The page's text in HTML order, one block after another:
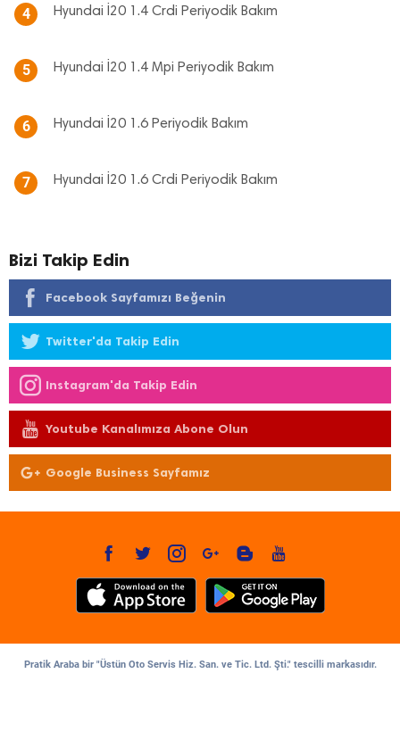
4 Hyundai İ20 1.4 Crdi Periyodik Bakım
5 Hyundai İ20 1.4 Mpi Periyodik Bakım
6 Hyundai İ20 1.6 Periyodik Bakım
7 Hyundai İ20 1.6 Crdi Periyodik Bakım
Bizi Takip Edin
Facebook Sayfamızı Beğenin
Twitter'da Takip Edin
Instagram'da Takip Edin
Youtube Kanalımıza Abone Olun
Google Business Sayfamız
Pratik Araba bir "Üstün Oto Servis Hiz. San. ve Tic. Ltd. Şti." tescilli markasıdır.